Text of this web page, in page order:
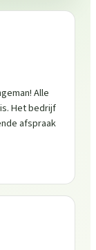
Alle
Het bedrijf
afspraak